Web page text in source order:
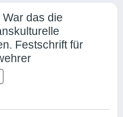
das die
Festschrift für